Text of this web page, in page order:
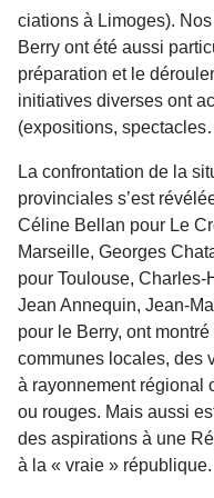
ciations à Limoges).
Berry ont été aussi
préparation et le
initiatives diverses ont
(expositions,
La confrontation de la
provinciales s’est
Céline Bellan pour Le
Marseille, Georges
pour Toulouse,
Jean Annequin, Jean-
pour le Berry, ont
communes locales, des
à rayonnement régional
ou rouges. Mais aussi
des aspirations à une
à la « vraie » république.